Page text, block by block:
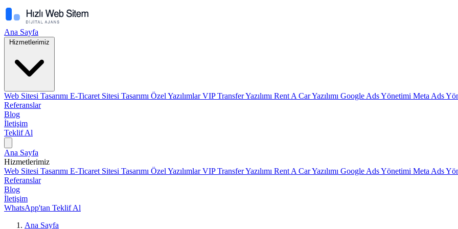
Ana Sayfa
Hizmetlerimiz
Web Sitesi Tasarımı E-Ticaret Sitesi Tasarımı Özel YazılımlarVIP Transfer Yazılımı Rent A Car Yazılımı Google Ads Yönetimi Meta Ads
Referanslar
Blog
İletişim
Teklif Al
Ana Sayfa
Hizmetlerimiz
Web Sitesi Tasarımı E-Ticaret Sitesi Tasarımı Özel YazılımlarVIP Transfer Yazılımı Rent A Car Yazılımı Google Ads Yönetimi Meta Ads
Referanslar
Blog
İletişim
WhatsApp'tan Teklif Al
Ana Sayfa